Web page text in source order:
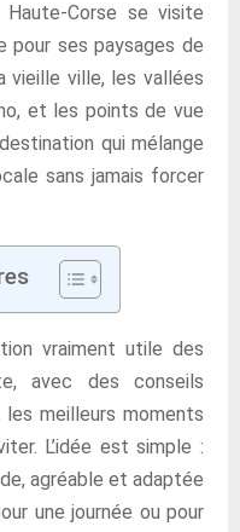
Corse se visite
pour ses paysages de
vieille ville, les vallées
et les points de vue
qui mélange
sans jamais forcer
vraiment utile des
avec des conseils
meilleurs moments
L’idée est simple :
agréable et adaptée
une journée ou pour